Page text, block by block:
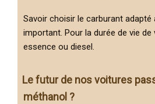
Savoir choisir le carburant
important. Pour la durée de vie
essence ou diesel.
Le futur de nos voitures
méthanol ?